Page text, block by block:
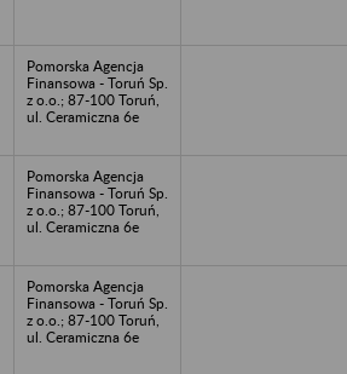
Pomorska Agencja
Finansowa - Toruń Sp.
z o.o.; 87-100 Toruń,
ul. Ceramiczna 6e
Pomorska Agencja
Finansowa - Toruń Sp.
z o.o.; 87-100 Toruń,
ul. Ceramiczna 6e
Pomorska Agencja
Finansowa - Toruń Sp.
z o.o.; 87-100 Toruń,
ul. Ceramiczna 6e